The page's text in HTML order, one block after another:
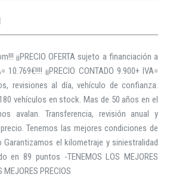
¡¡PRECIO OFERTA sujeto a financiación a
¡¡PRECIO CONTADO 9.900+ IVA=
revisiones al día, vehículo de confianza.
vehículos en stock. Mas de 50 años en el
avalan. Transferencia, revisión anual y
Tenemos las mejores condiciones de
el kilometraje y siniestralidad
en 89 puntos -TENEMOS LOS MEJORES
PRECIOS